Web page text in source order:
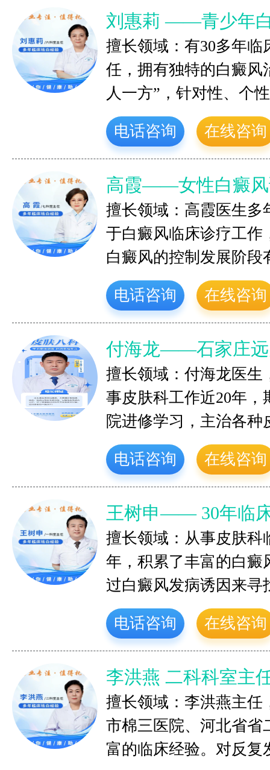
刘惠莉 ——青少年
擅长领域：有30多年
任，拥有独特的白癜风
人一方”，针对性、个
电话咨询 在线咨询
高霞——女性白癜风
擅长领域：高霞医生多
于白癜风临床诊疗工作
白癜风的控制发展阶
电话咨询 在线咨询
付海龙——石家庄远
擅长领域：付海龙医生
事皮肤科工作近20年
院进修学习，主治各
电话咨询 在线咨询
王树申—— 30年临
擅长领域：从事皮肤科
年，积累了丰富的白癜
过白癜风发病诱因来
电话咨询 在线咨询
李洪燕 二科科室主
擅长领域：李洪燕主任
市棉三医院、河北省省
富的临床经验。对反